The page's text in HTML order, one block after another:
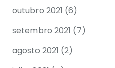
outubro 2021 (6)
setembro 2021 (7)
agosto 2021 (2)